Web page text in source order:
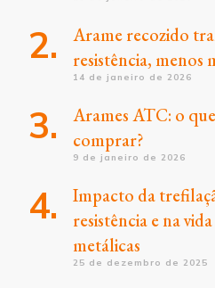
Arame recozido
resistência, menos
14 de janeiro de 2026
Arames ATC: o
comprar?
9 de janeiro de 2026
Impacto da
resistência e na
metálicas
25 de dezembro de 2025